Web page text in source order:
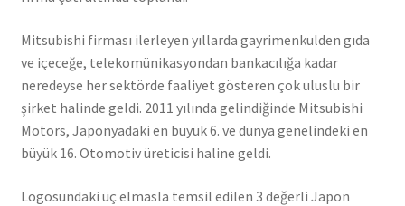
Mitsubishi firması ilerleyen yıllarda gayrimenkulden gıda
ve içeceğe, telekomünikasyondan bankacılığa kadar
neredeyse her sektörde faaliyet gösteren çok uluslu bir
şirket halinde geldi. 2011 yılında gelindiğinde Mitsubishi
Motors, Japonyadaki en büyük 6. ve dünya genelindeki en
büyük 16. Otomotiv üreticisi haline geldi.
Logosundaki üç elmasla temsil edilen 3 değerli Japon